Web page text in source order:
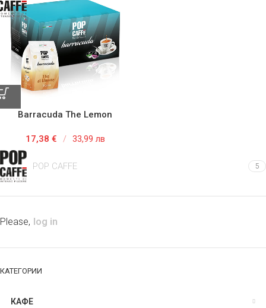
POP CAFFE 5
Please, log in
КАТЕГОРИИ
КАФЕ
Barracuda The Lemon
17,38 € / 33,99 лв